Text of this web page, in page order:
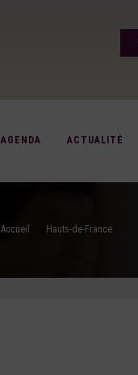
AGENDA ACTUALITÉ
Accueil Hauts-de-France